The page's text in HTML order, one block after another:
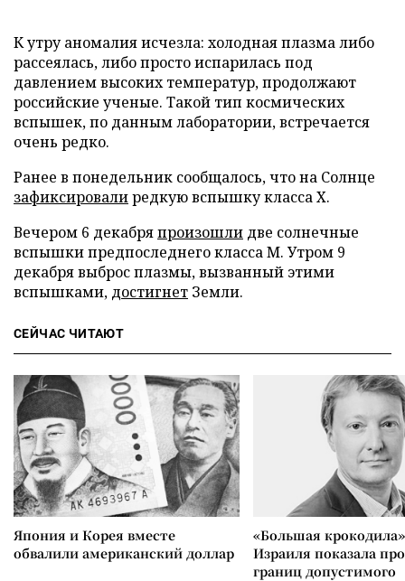
К утру аномалия исчезла: холодная плазма либо
рассеялась, либо просто испарилась под
давлением высоких температур, продолжают
российские ученые. Такой тип космических
вспышек, по данным лаборатории, встречается
очень редко.
Ранее в понедельник сообщалось, что на Солнце
зафиксировалиредкую вспышку класса Х.
Вечером 6 декабряпроизошли две солнечные
вспышки предпоследнего класса М. Утром 9
декабря выброс плазмы, вызванный этими
вспышками, достигнет Земли.
СЕЙЧАС ЧИТАЮТ
Япония и Корея вместе
обвалили американский доллар
«Большая
Израиля показала
границ допустимого